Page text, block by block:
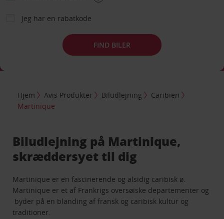
Jeg har en rabatkode
FIND BILER
Hjem Avis Produkter Biludlejning
Caribien
Martinique
Biludlejning på Martinique,
skræddersyet til dig
Martinique er en fascinerende og alsidig caribisk ø.
Martinique er et af Frankrigs oversøiske departementer og
byder på en blanding af fransk og caribisk kultur og
traditioner.